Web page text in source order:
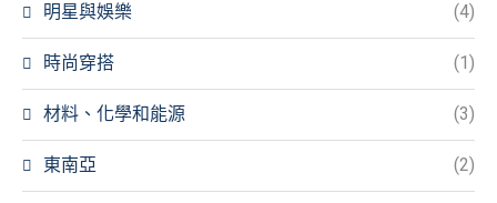
明星與娛樂 (4)
時尚穿搭 (1)
材料、化學和能源 (3)
東南亞 (2)